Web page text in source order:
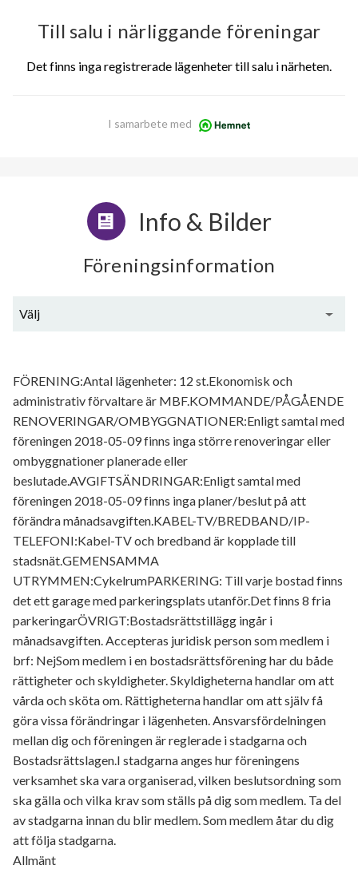
Till salu i närliggande föreningar
Det finns inga registrerade lägenheter till salu i närheten.
I samarbete med
Info & Bilder
Föreningsinformation
Välj
FÖRENING:Antal lägenheter: 12 st.Ekonomisk och
administrativ förvaltare är MBF.KOMMANDE/PÅGÅENDE
RENOVERINGAR/OMBYGGNATIONER:Enligt samtal med
föreningen 2018-05-09 finns inga större renoveringar eller
ombyggnationer planerade eller
beslutade.AVGIFTSÄNDRINGAR:Enligt samtal med
föreningen 2018-05-09 finns inga planer/beslut på att
förändra månadsavgiften.KABEL-TV/BREDBAND/IP-
TELEFONI:Kabel-TV och bredband är kopplade till
stadsnät.GEMENSAMMA
UTRYMMEN:CykelrumPARKERING: Till varje bostad finns
det ett garage med parkeringsplats utanför.Det finns 8 fria
parkeringarÖVRIGT:Bostadsrättstillägg ingår i
månadsavgiften. Accepteras juridisk person som medlem i
brf: NejSom medlem i en bostadsrättsförening har du både
rättigheter och skyldigheter. Skyldigheterna handlar om att
vårda och sköta om. Rättigheterna handlar om att själv få
göra vissa förändringar i lägenheten. Ansvarsfördelningen
mellan dig och föreningen är reglerade i stadgarna och
Bostadsrättslagen.I stadgarna anges hur föreningens
verksamhet ska vara organiserad, vilken beslutsordning som
ska gälla och vilka krav som ställs på dig som medlem. Ta del
av stadgarna innan du blir medlem. Som medlem åtar du dig
att följa stadgarna.
Allmänt